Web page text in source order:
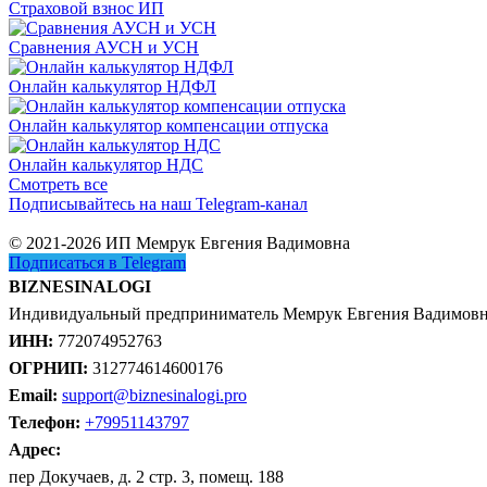
Страховой взнос ИП
Сравнения АУСН и УСН
Онлайн калькулятор НДФЛ
Онлайн калькулятор компенсации отпуска
Онлайн калькулятор НДС
Смотреть все
Подписывайтесь на наш Telegram-канал
© 2021-2026 ИП Мемрук Евгения Вадимовна
Подписаться в Telegram
BIZNESINALOGI
Индивидуальный предприниматель Мемрук Евгения
ИНН: 772074952763
ОГРНИП: 312774614600176
Email: support@biznesinalogi.pro
Телефон: +79951143797
Адрес:
пер Докучаев, д. 2 стр. 3, помещ. 188